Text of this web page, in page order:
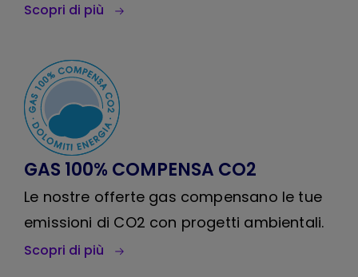
Scopri di più
GAS 100% COMPENSA CO2
Le nostre offerte gas compensano le tue
emissioni di CO2 con progetti ambientali.
Scopri di più